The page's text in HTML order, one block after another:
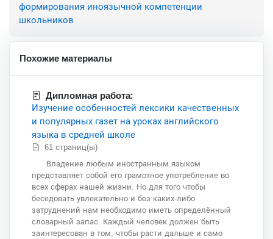
формирования иноязычной компетенции
школьников
Похожие материалы
Дипломная работа:
Изучение особенностей лексики качественных
и популярных газет на уроках английского
языка в средней школе
61 страниц(ы)
Владение любым иностранным языком
представляет собой его грамотное употребление во
всех сферах нашей жизни. Но для того чтобы
беседовать увлекательно и без каких-либо
затруднений нам необходимо иметь определённый
словарный запас. Каждый человек должен быть
заинтересован в том, чтобы расти дальше и само